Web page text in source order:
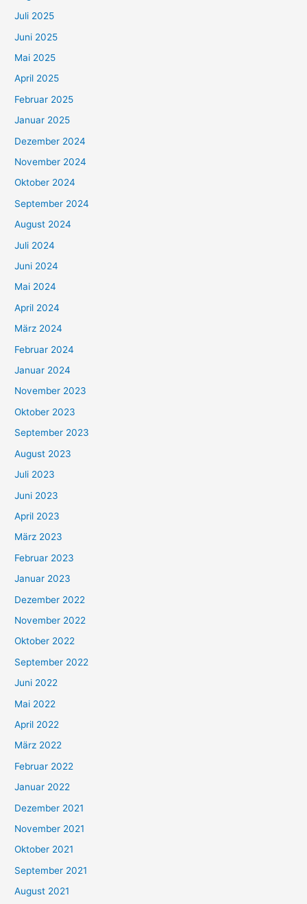
Juli 2025
Juni 2025
Mai 2025
April 2025
Februar 2025
Januar 2025
Dezember 2024
November 2024
Oktober 2024
September 2024
August 2024
Juli 2024
Juni 2024
Mai 2024
April 2024
März 2024
Februar 2024
Januar 2024
November 2023
Oktober 2023
September 2023
August 2023
Juli 2023
Juni 2023
April 2023
März 2023
Februar 2023
Januar 2023
Dezember 2022
November 2022
Oktober 2022
September 2022
Juni 2022
Mai 2022
April 2022
März 2022
Februar 2022
Januar 2022
Dezember 2021
November 2021
Oktober 2021
September 2021
August 2021